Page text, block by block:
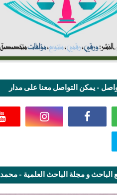
- يمكن التواصل معنا على مدار
الباحث و مجلة الباحث العلمية - محمد